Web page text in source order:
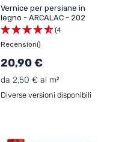
Vernice per persiane in
legno - ARCALAC - 202
(4
Recensioni)
20,90 €
da 2,50 € al m²
Diverse versioni disponibili